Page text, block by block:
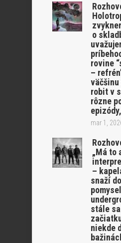
o
rovine
–
väčšinu
robit v
rôzne
mar 1,
„Má to
–
snaží
stále
niekde